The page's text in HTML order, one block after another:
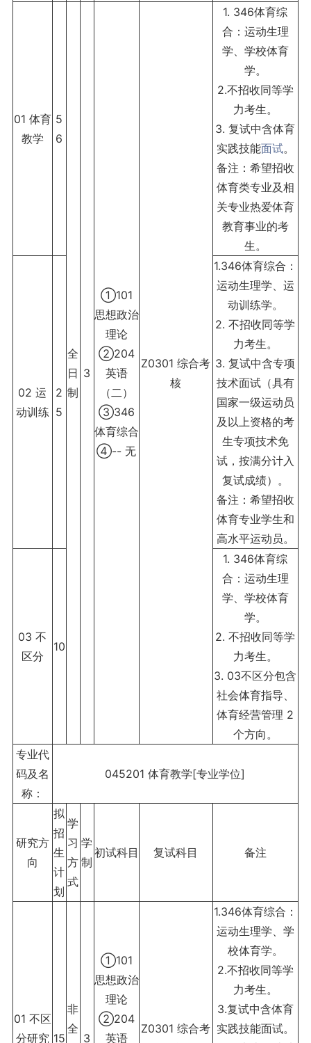
01 体育
教学
5
6
全
日
制
3
①101
思想政治
理论
②204
英语
（二）
③346
体育综合
④-- 无
Z0301 综合考
核
1. 346体育综
合：运动生理
学、学校体育
学。
2.不招收同等学
力考生。
3. 复试中含体育
实践技能面试。
备注：希望招收
体育类专业及相
关专业热爱体育
教育事业的考
生。
02 运
动训练
2
5
1.346体育综合：
运动生理学、运
动训练学。
2. 不招收同等学
力考生。
3. 复试中含专项
技术面试（具有
国家一级运动员
及以上资格的考
生专项技术免
试，按满分计入
复试成绩）。
备注：希望招收
体育专业学生和
高水平运动员。
03 不
区分
10
1. 346体育综
合：运动生理
学、学校体育
学。
2. 不招收同等学
力考生。
3. 03不区分包含
社会体育指导、
体育经营管理 2
个方向。
专业代
码及名
称：
045201 体育教学[专业学位]
研究方
向
拟
招
生
计
划
学
习
方
式
学
制
初试科目 复试科目 备注
01 不区
分研究 15
非
全
3
①101
思想政治
理论
②204
英语
Z0301 综合考
1.346体育综合：
运动生理学、学
校体育学。
2.不招收同等学
力考生。
3.复试中含体育
实践技能面试。